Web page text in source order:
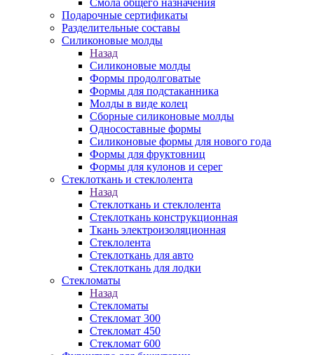
Смола общего назначения
Подарочные сертификаты
Разделительные составы
Силиконовые молды
Назад
Силиконовые молды
Формы продолговатые
Формы для подстаканника
Молды в виде колец
Сборные силиконовые молды
Односоставные формы
Силиконовые формы для нового года
Формы для фруктовниц
Формы для кулонов и серег
Стеклоткань и стеклолента
Назад
Стеклоткань и стеклолента
Стеклоткань конструкционная
Ткань электроизоляционная
Стеклолента
Стеклоткань для авто
Стеклоткань для лодки
Стекломаты
Назад
Стекломаты
Стекломат 300
Стекломат 450
Стекломат 600